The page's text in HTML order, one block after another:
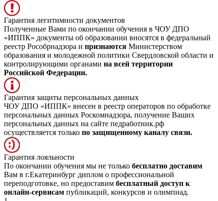
Гарантия легитимности документов
Полученные Вами по окончании обучения в ЧОУ ДПО
«ИППК» документы об образовании вносятся в федеральный
реестр Рособрнадзора и признаются Министерством
образования и молодежной политики Свердловской области и
контролирующими органами на всей территории
Российской Федерации.
Гарантия защиты персональных данных
ЧОУ ДПО «ИППК» внесен в реестр операторов по обработке
персональных данных Роскомнадзора, получение Ваших
персональных данных на сайте педработник.рф
осуществляется только по защищенному каналу связи.
Гарантия лояльности
По окончании обучения мы не только бесплатно доставим
Вам в г.Екатеринбург диплом о профессиональной
переподготовке, но предоставим бесплатный доступ к
онлайн-сервисам публикаций, конкурсов и олимпиад.